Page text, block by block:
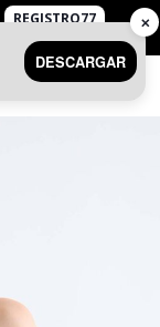
REGISTRO77
DESCARGAR
✕